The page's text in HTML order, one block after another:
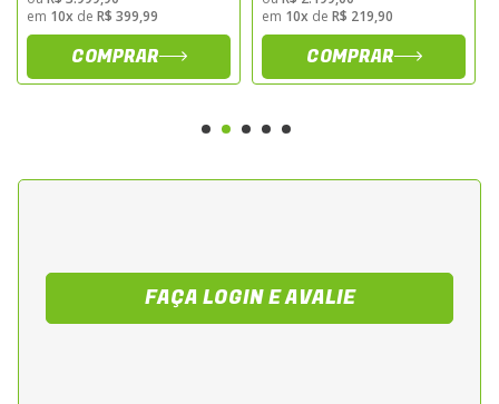
em 10x de R$ 399,99
COMPRAR
em 10x de R$ 219,90
COMPRAR
FAÇA LOGIN E AVALIE